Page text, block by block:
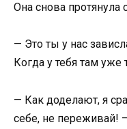
Она снова протянула
— Это ты у нас
Когда у тебя там
— Как доделают, я
себе, не переживай!